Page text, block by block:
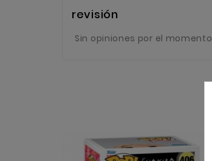
revisión
Sin opiniones por el momento